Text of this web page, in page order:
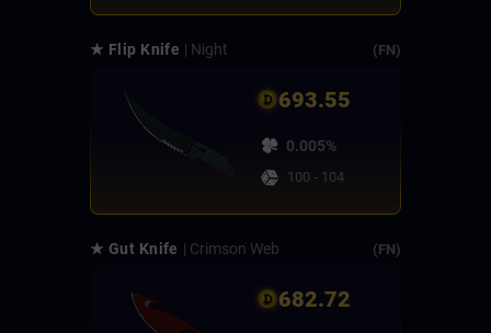
★ Flip Knife | Night (FN)
693.55
0.005%
100 - 104
★ Gut Knife | Crimson Web (FN)
682.72